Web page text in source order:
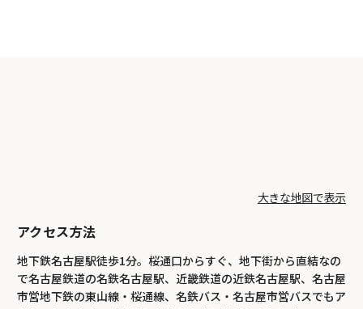
アクセス方法
地下鉄名古屋駅徒歩1分。桜通口からすぐ、地下街から直結なの
で名古屋鉄道の名鉄名古屋駅、近畿鉄道の近鉄名古屋駅、名古屋
市営地下鉄の東山線・桜通線、名鉄バス・名古屋市営バスでもア
大きな地図で表示